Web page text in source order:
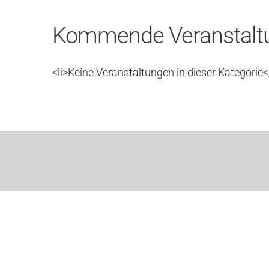
Kommende
<li>Keine Veranstaltungen in dieser